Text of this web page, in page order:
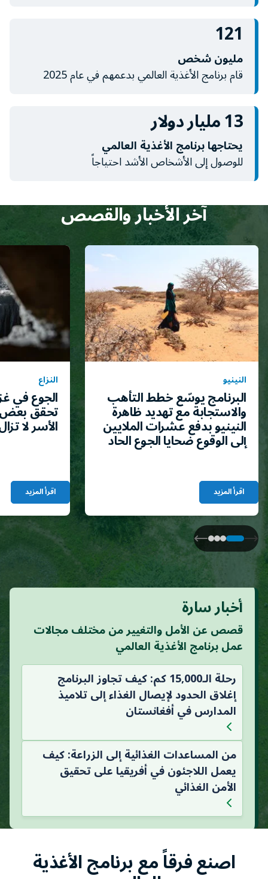
121
مليون شخص
قام برنامج الأغذية العالمي بدعمهم في عام 2025
13 مليار دولار
يحتاجها برنامج الأغذية العالمي
للوصول إلى الأشخاص الأشد احتياجاً
آخر الأخبار والقصص
النينيو
البرنامج يوسّع خطط التأهب
والاستجابة مع تهديد ظاهرة
النينيو بدفع عشرات الملايين
إلى الوقوع ضحايا الجوع الحاد
اقرأ المزيد
النزاع
الجوع في
تحقق بعض
الأسر لا
اقرأ المزيد
أخبار سارة
قصص عن الأمل والتغيير من مختلف مجالات
عمل برنامج الأغذية العالمي
رحلة الـ15,000 كم: كيف تجاوز البرنامج
إغلاق الحدود لإيصال الغذاء إلى تلاميذ
المدارس في أفغانستان
من المساعدات الغذائية إلى الزراعة: كيف
يعمل اللاجئون في أفريقيا على تحقيق
الأمن الغذائي
اصنع فرقاً مع برنامج الأغذية